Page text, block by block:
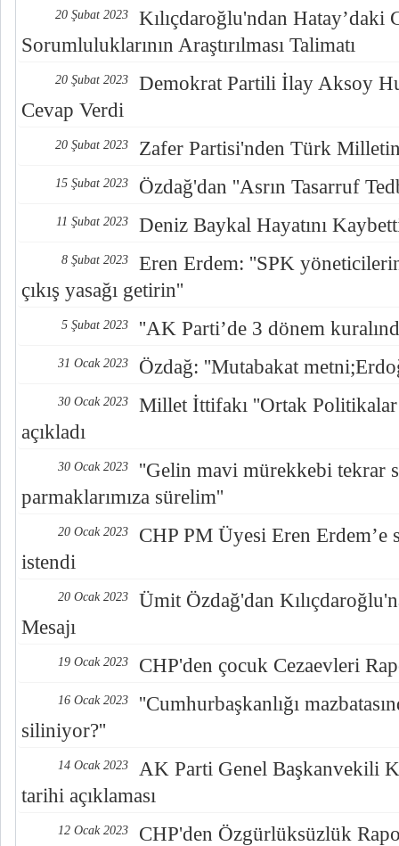
20 Şubat 2023
Kılıçdaroğlu'ndan Hatay’daki
Sorumluluklarının Araştırılması Talimatı
20 Şubat 2023
Demokrat Partili İlay Aksoy
Cevap Verdi
20 Şubat 2023 Zafer Partisi'nden Türk
15 Şubat 2023 Özdağ'dan ''Asrın Tasarruf
11 Şubat 2023 Deniz Baykal Hayatını
8 Şubat 2023
Eren Erdem: ''SPK
çıkış yasağı getirin''
5 Şubat 2023 ''AK Parti’de 3 dönem
31 Ocak 2023 Özdağ: ''Mutabakat
30 Ocak 2023
Millet İttifakı ''Ortak
açıkladı
30 Ocak 2023
''Gelin mavi mürekkebi tekrar
parmaklarımıza sürelim''
20 Ocak 2023
CHP PM Üyesi Eren Erdem’e
istendi
20 Ocak 2023
Ümit Özdağ'dan
Mesajı
19 Ocak 2023 CHP'den çocuk Cezaevleri
16 Ocak 2023
''Cumhurbaşkanlığı
siliniyor?''
14 Ocak 2023
AK Parti Genel Başkanvekili
tarihi açıklaması
12 Ocak 2023 CHP'den Özgürlüksüzlük